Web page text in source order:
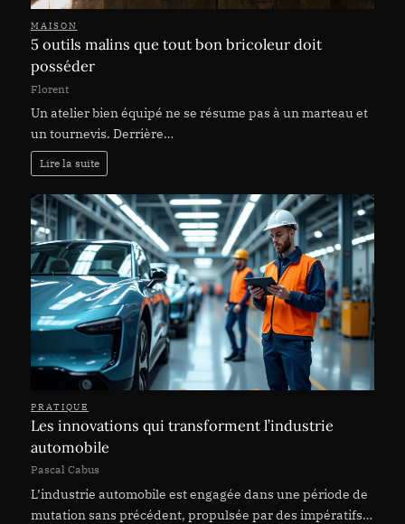
MAISON
5 outils malins que tout bon bricoleur doit
posséder
Florent
Un atelier bien équipé ne se résume pas à un marteau et
un tournevis. Derrière…
Lire la suite
PRATIQUE
Les innovations qui transforment l’industrie
automobile
Pascal Cabus
L’industrie automobile est engagée dans une période de
mutation sans précédent, propulsée par des impératifs…